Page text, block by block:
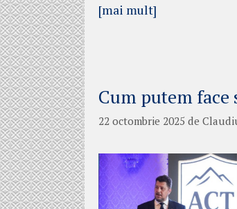
[mai mult]
Cum putem
22 octombrie 2025 de